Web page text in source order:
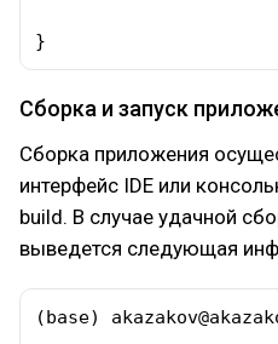
}
Сборка и запуск
Сборка приложения
интерфейс IDE или
build. В случае удачной
выведется следующая
(base)